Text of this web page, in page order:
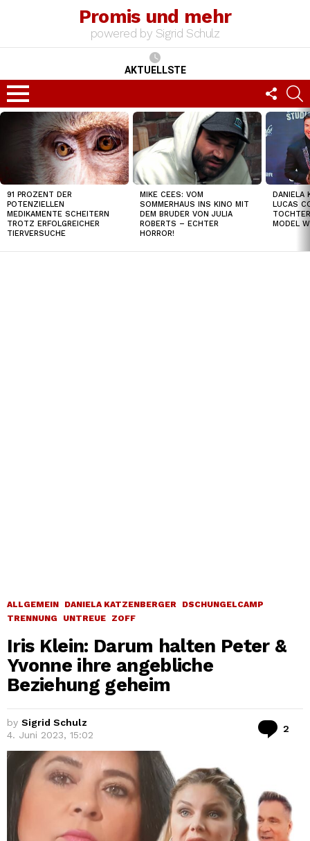
Promis und mehr
powered by Sigrid Schulz
AKTUELLSTE
Menu
US
TOP
NEWS
91 PROZENT DER
POTENZIELLEN
MEDIKAMENTE SCHEITERN
TROTZ ERFOLGREICHER
TIERVERSUCHE
MIKE CEES: VOM
SOMMERHAUS INS KINO MIT
DEM BRUDER VON JULIA
ROBERTS – ECHTER
HORROR!
DANIELA
LUCAS
MODEL
ALLGEMEIN DANIELA KATZENBERGER
DSCHUNGELCAMP
TRENNUNG
UNTREUE ZOFF
Iris Klein: Darum halten Peter &
Yvonne ihre angebliche
Beziehung geheim
by Sigrid Schulz
4. Juni 2023, 15:02
2